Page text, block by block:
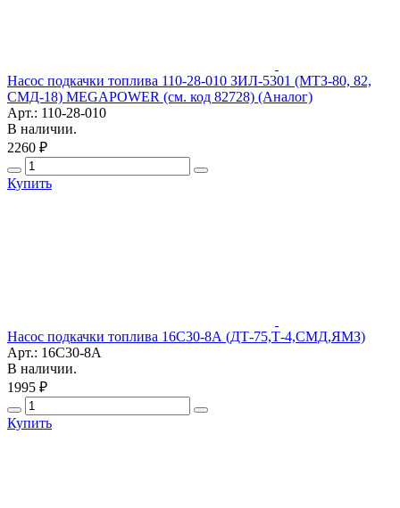
Насос подкачки топлива 110-28-010 ЗИЛ-5301 (МТЗ-80, 82,
СМД-18) MEGAPOWER (см. код 82728) (Аналог)
Арт.: 110-28-010
В наличии.
2260 ₽
Купить
Насос подкачки топлива 16С30-8А (ДТ-75,Т-4,СМД,ЯМЗ)
Арт.: 16С30-8А
В наличии.
1995 ₽
Купить